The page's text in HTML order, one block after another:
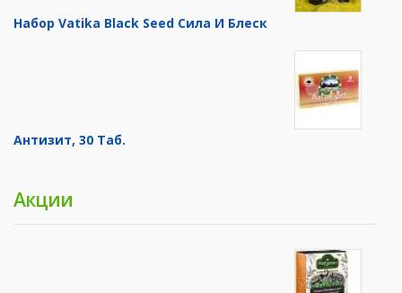
Набор Vatika Black Seed Сила И Блеск
Антизит, 30 Таб.
Акции